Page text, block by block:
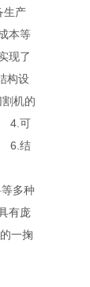
生产
本等
现了
构设
机的
4.可
6.结
多种
有庞
一掬